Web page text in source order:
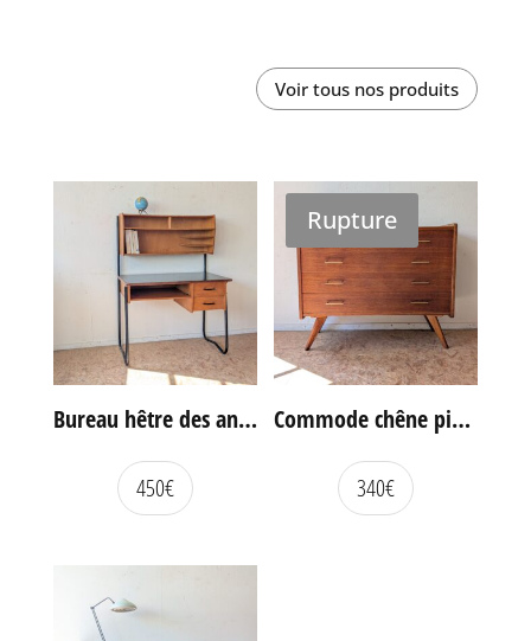
Voir tous nos produits
Bureau hêtre des années 60
450€
Rupture
Commode chêne pieds compas vintage
340€